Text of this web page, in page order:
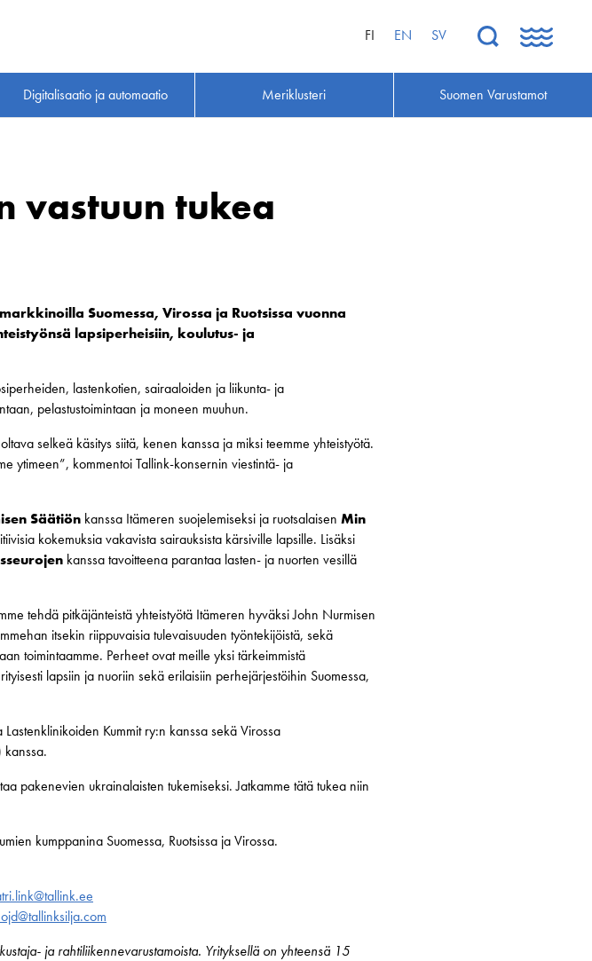
FI EN SV
Digitalisaatio ja automaatio Meriklusteri Suomen Varustamot
vastuun tukea
Suomessa, Virossa ja Ruotsissa vuonna
lapsiperheisiin, koulutus- ja
lastenkotien, sairaaloiden ja liikunta- ja
pelastustoimintaan ja moneen muuhun.
selkeä käsitys siitä, kenen kanssa ja miksi teemme yhteistyötä.
ytimeen”, kommentoi Tallink-konsernin viestintä- ja
Säätiön kanssa Itämeren suojelemiseksi ja ruotsalaisen Min
kokemuksia vakavista sairauksista kärsiville lapsille. Lisäksi
kanssa tavoitteena parantaa lasten- ja nuorten vesillä
tehdä pitkäjänteistä yhteistyötä Itämeren hyväksi John Nurmisen
itsekin riippuvaisia tulevaisuuden työntekijöistä, sekä
toimintaamme. Perheet ovat meille yksi tärkeimmistä
lapsiin ja nuoriin sekä erilaisiin perhejärjestöihin Suomessa,
Kummit ry:n kanssa sekä Virossa
kanssa.
pakenevien ukrainalaisten tukemiseksi. Jatkamme tätä tukea niin
kumppanina Suomessa, Ruotsissa ja Virossa.
ja rahtiliikennevarustamoista. Yrityksellä on yhteensä 15